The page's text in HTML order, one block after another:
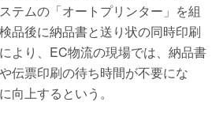
テムの「オートプリンター」を組
品後に納品書と送り状の同時印刷
より、EC物流の現場では、納品書
伝票印刷の待ち時間が不要にな
向上するという。